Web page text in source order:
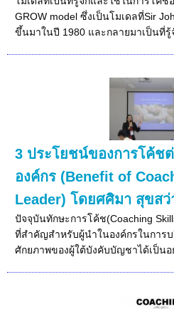
GROW model ซึ่งเป็นโมเดลที่Sir
ขึ้นมาในปี 1980 และกลายมาเป็นที่
3 ประโยชน์ของการโค้ช
องค์กร (Benefit of
Leader) โดยศศิมา สุขสว่
ปัจจุบันทักษะการโค้ช(Coaching
ที่สำคัญสำหรับผู้นำในองค์กรในการ
ศักยภาพของผู้ใต้บังคับบัญชาได้เป็นอ